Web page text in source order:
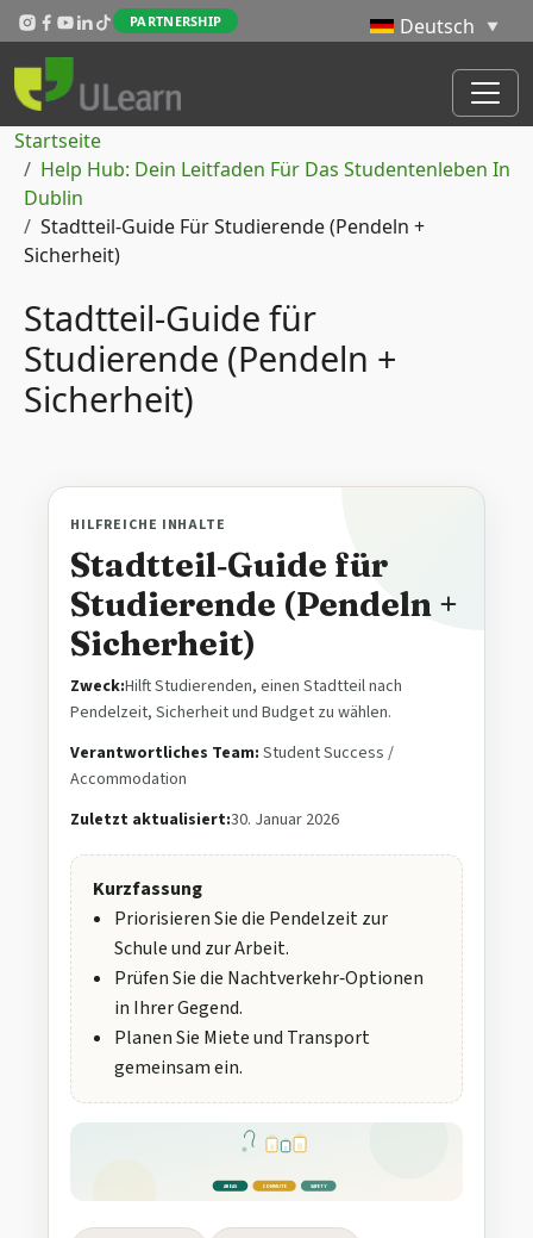
Direkt zum InhaltPARTNERSHIP
Pfadnavigation
Startseite
Help Hub: Dein Leitfaden Für Das Studentenleben In
Dublin
Stadtteil‑Guide Für Studierende (Pendeln +
Sicherheit)
Stadtteil‑Guide für
Studierende (Pendeln +
Sicherheit)
HILFREICHE INHALTE
Stadtteil‑Guide für
Studierende (Pendeln +
Sicherheit)
Zweck:Hilft Studierenden, einen Stadtteil nach
Pendelzeit, Sicherheit und Budget zu wählen.
Verantwortliches Team: Student Success /
Accommodation
Zuletzt aktualisiert:30. Januar 2026
Kurzfassung
Priorisieren Sie die Pendelzeit zur
Schule und zur Arbeit.
Prüfen Sie die Nachtverkehr‑Optionen
in Ihrer Gegend.
Planen Sie Miete und Transport
gemeinsam ein.
AREAS COMMUTE SAFETY